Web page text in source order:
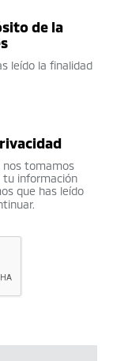
de la
leído la finalidad
nos tomamos
tu información
que has leído